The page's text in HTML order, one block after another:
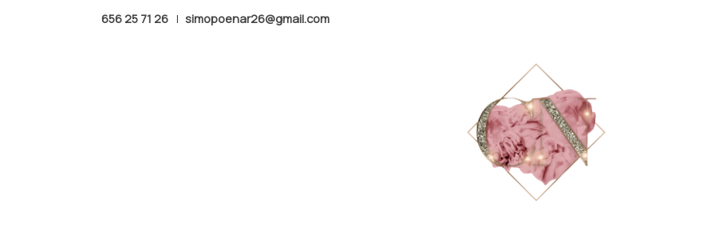
656 25 71 26 | simopoenar26@gmail.com